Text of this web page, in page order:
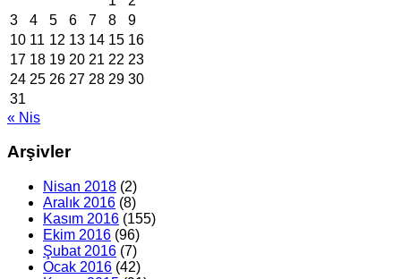
3
4 5 6 7 8
9
10 11 12 13 14 15 16
17 18 19 20 21 22 23
24 25 26 27 28 29 30
31
« Nis
Arşivler
Nisan 2018 (2)
Aralık 2016 (8)
Kasım 2016 (155)
Ekim 2016 (96)
Şubat 2016 (7)
Ocak 2016 (42)